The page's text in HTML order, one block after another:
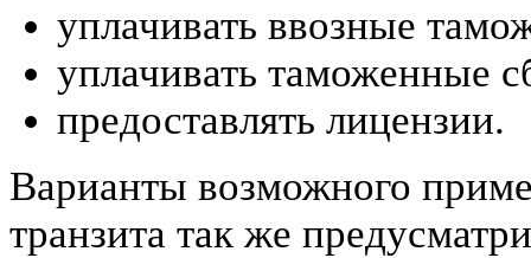
уплачивать ввозные
уплачивать таможенные
предоставлять лицензии.
Варианты возможного
транзита так же